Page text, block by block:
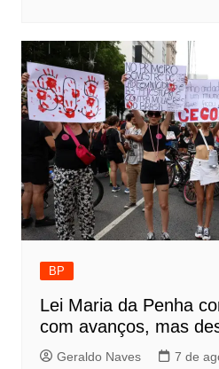
BP
Lei Maria da Penha
com avanços, mas
Geraldo Naves 7 de